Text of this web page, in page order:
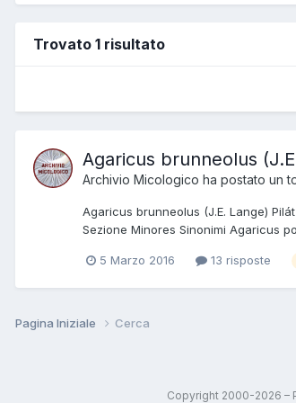
Trovato 1 risultato
Agaricus brunneolus
Archivio Micologico ha postato un
Agaricus brunneolus (J.E. Lange)
Sezione Minores Sinonimi Agaricus
5 Marzo 2016 13 risposte
Pagina Iniziale Cerca
Copyright 2000-2026 –